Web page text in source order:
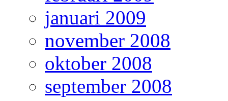
januari 2009
november 2008
oktober 2008
september 2008